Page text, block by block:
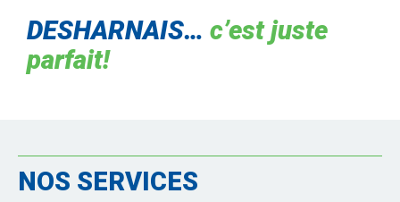
DESHARNAIS… c’est juste
parfait!
NOS SERVICES